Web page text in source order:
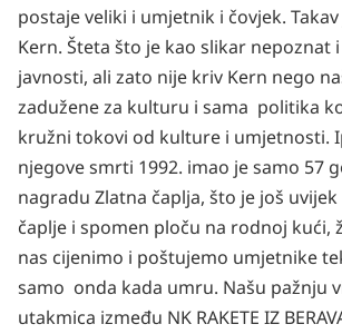
postaje veliki i umjetnik i čovjek.
Kern. Šteta što je kao slikar nepoznat
javnosti, ali zato nije kriv Kern nego
zadužene za kulturu i sama politika
kružni tokovi od kulture i umjetnosti.
njegove smrti 1992. imao je samo 57
nagradu Zlatna čaplja, što je još
čaplje i spomen ploču na rodnoj kući,
nas cijenimo i poštujemo umjetnike
samo onda kada umru. Našu pažnju
utakmica između NK RAKETE IZ